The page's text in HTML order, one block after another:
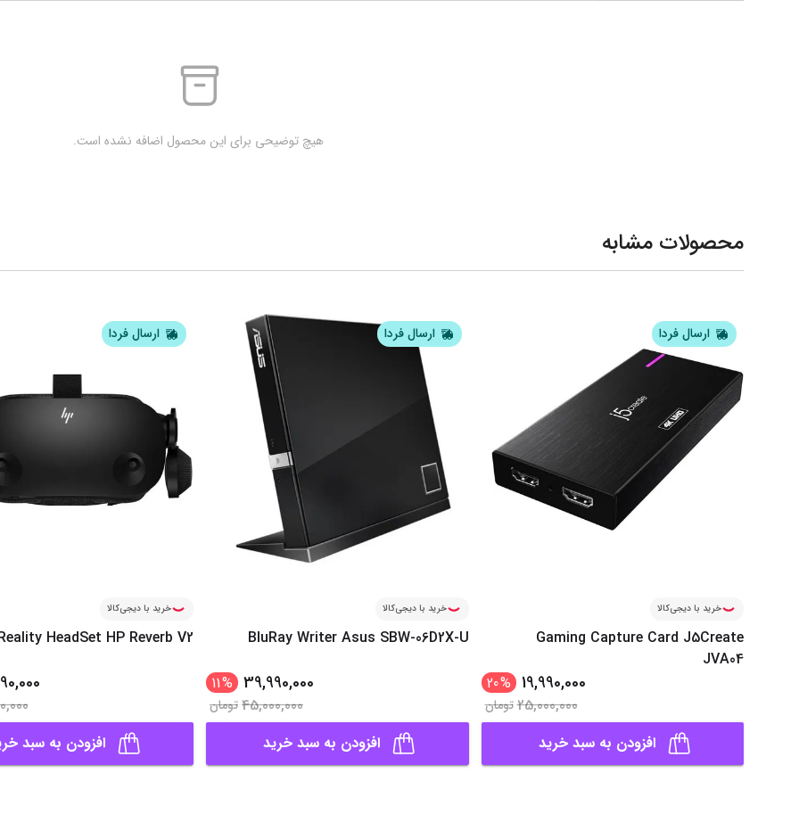
هیچ توضیحی برای این محصول اضافه نشده است.
محصولات مشابه
ارسال فردا
خرید با دیجی‌کالا
Gaming Capture Card J5Create
JVA04
19,990,000
%
20
25,000,000تومان
افزودن به سبد خرید
ارسال فردا
خرید با دیجی‌کالا
BluRay Writer Asus SBW-06D2X-U
39,990,000
%
11
45,000,000تومان
افزودن به سبد خرید
ارسال فردا
خرید با دیجی‌کالا
HeadSet HP Reverb V2
افزودن به سبد